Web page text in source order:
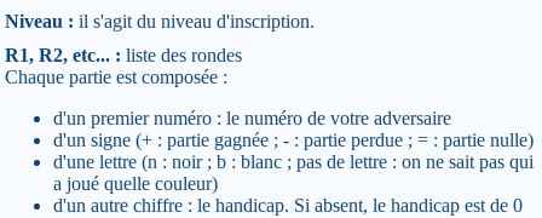
Niveau : il s'agit du niveau d'inscription.
R1, R2, etc... : liste des rondes
Chaque partie est composée :
d'un premier numéro : le numéro de votre adversaire
d'un signe (+ : partie gagnée ; - : partie perdue ; = : partie nulle)
d'une lettre (n : noir ; b : blanc ; pas de lettre : on ne sait pas qui
a joué quelle couleur)
d'un autre chiffre : le handicap. Si absent, le handicap est de 0